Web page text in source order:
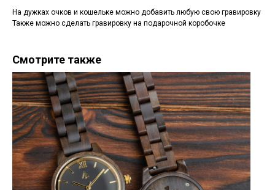
На дужках очков и кошельке можно добавить любую свою гравировку
Также можно сделать гравировку на подарочной коробочке
Смотрите также